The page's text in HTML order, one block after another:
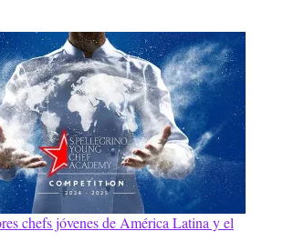
chefs jóvenes de América Latina y el